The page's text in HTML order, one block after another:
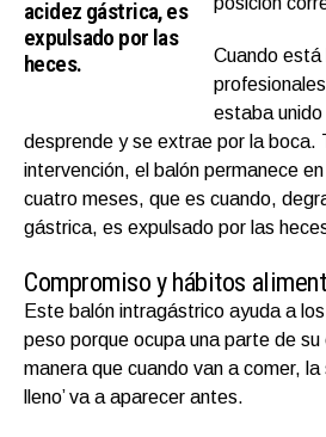
acidez gástrica, es
expulsado por las
heces.
Cuando está
estaba
desprende y se extrae por la boca.
intervención, el balón permanece
cuatro meses, que es cuando,
gástrica, es expulsado por las
Compromiso y hábitos
Este balón intragástrico ayuda a
peso porque ocupa una parte de
manera que cuando van a comer, la
lleno’ va a aparecer antes.